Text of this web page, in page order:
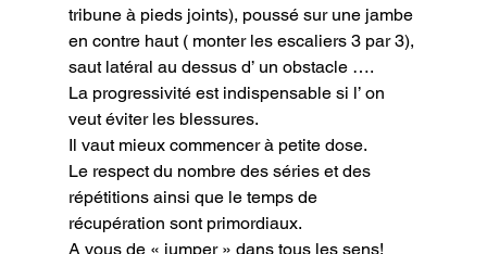
tribune à pieds joints), poussé sur une jambe
en contre haut ( monter les escaliers 3 par 3),
saut latéral au dessus d’ un obstacle ….
La progressivité est indispensable si l’ on
veut éviter les blessures.
Il vaut mieux commencer à petite dose.
Le respect du nombre des séries et des
répétitions ainsi que le temps de
récupération sont primordiaux.
A vous de « jumper » dans tous les sens!